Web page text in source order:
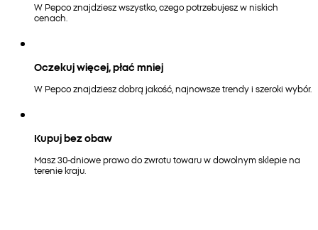
W Pepco znajdziesz wszystko, czego potrzebujesz w niskich
cenach.
Oczekuj więcej, płać mniej
W Pepco znajdziesz dobrą jakość, najnowsze trendy i szeroki wybór.
Kupuj bez obaw
Masz 30-dniowe prawo do zwrotu towaru w dowolnym sklepie na
terenie kraju.